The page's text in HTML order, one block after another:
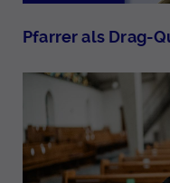
Pfarrer als Drag-